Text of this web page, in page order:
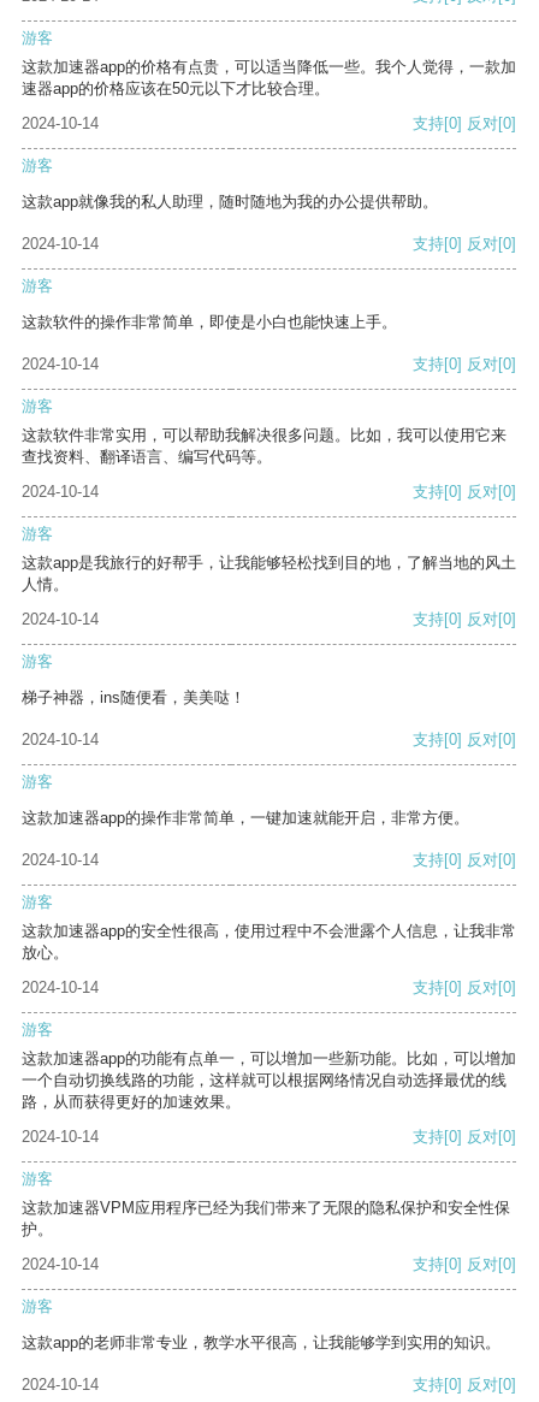
游客
这款加速器app的价格有点贵，可以适当降低一些。我个人觉得，一款加
速器app的价格应该在50元以下才比较合理。
2024-10-14
支持[0] 反对[0]
游客
这款app就像我的私人助理，随时随地为我的办公提供帮助。
2024-10-14 支持[0] 反对[0]
游客
这款软件的操作非常简单，即使是小白也能快速上手。
2024-10-14 支持[0] 反对[0]
游客
这款软件非常实用，可以帮助我解决很多问题。比如，我可以使用它来
查找资料、翻译语言、编写代码等。
2024-10-14
支持[0] 反对[0]
游客
这款app是我旅行的好帮手，让我能够轻松找到目的地，了解当地的风土
人情。
2024-10-14
支持[0] 反对[0]
游客
梯子神器，ins随便看，美美哒！
2024-10-14 支持[0] 反对[0]
游客
这款加速器app的操作非常简单，一键加速就能开启，非常方便。
2024-10-14 支持[0] 反对[0]
游客
这款加速器app的安全性很高，使用过程中不会泄露个人信息，让我非常
放心。
2024-10-14
支持[0] 反对[0]
游客
这款加速器app的功能有点单一，可以增加一些新功能。比如，可以增加
一个自动切换线路的功能，这样就可以根据网络情况自动选择最优的线
路，从而获得更好的加速效果。
2024-10-14
支持[0] 反对[0]
游客
这款加速器VPM应用程序已经为我们带来了无限的隐私保护和安全性保
护。
2024-10-14
支持[0] 反对[0]
游客
这款app的老师非常专业，教学水平很高，让我能够学到实用的知识。
2024-10-14 支持[0] 反对[0]